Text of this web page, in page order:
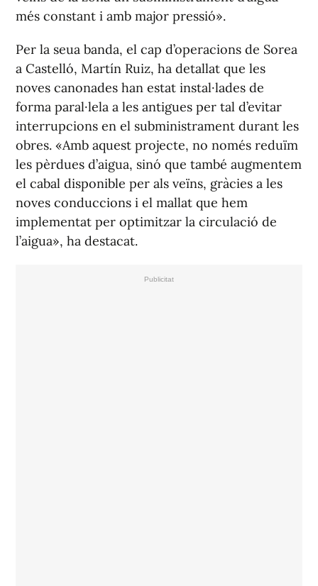
més constant i amb major pressió».
Per la seua banda, el cap d’operacions de Sorea
a Castelló, Martín Ruiz, ha detallat que les
noves canonades han estat instal·lades de
forma paral·lela a les antigues per tal d’evitar
interrupcions en el subministrament durant les
obres. «Amb aquest projecte, no només reduïm
les pèrdues d’aigua, sinó que també augmentem
el cabal disponible per als veïns, gràcies a les
noves conduccions i el mallat que hem
implementat per optimitzar la circulació de
l’aigua», ha destacat.